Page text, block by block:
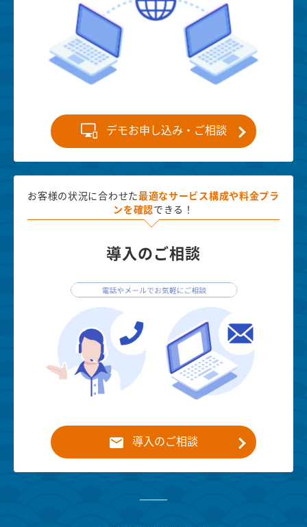
デモお申し込み・ご相談
お客様の状況に合わせた最適なサービス構成や料金プラ
ンを確認 できる！
導入のご相談
導入のご相談